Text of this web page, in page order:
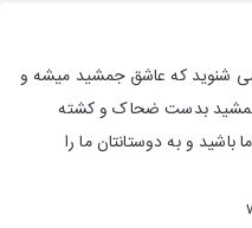
شنوید که عاشق جمشید میشه و
جمشید بدست ضحاک و کشته
و به دوستانتان ما را